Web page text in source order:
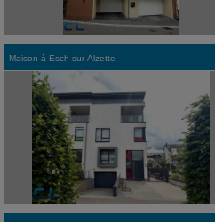
Maison à Esch-sur-Alzette